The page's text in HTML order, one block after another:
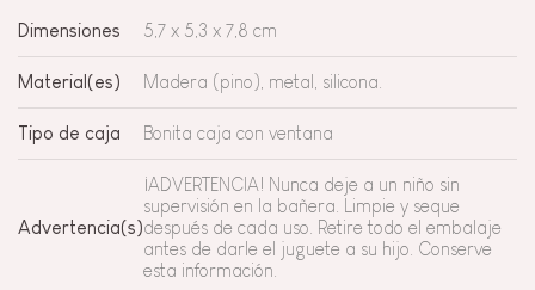
Dimensiones 5,7 x 5,3 x 7,8 cm
Material(es) Madera (pino), metal, silicona.
Tipo de caja Bonita caja con ventana
Advertencia(s)
¡ADVERTENCIA! Nunca deje a un niño sin
supervisión en la bañera. Limpie y seque
después de cada uso. Retire todo el embalaje
antes de darle el juguete a su hijo. Conserve
esta información.